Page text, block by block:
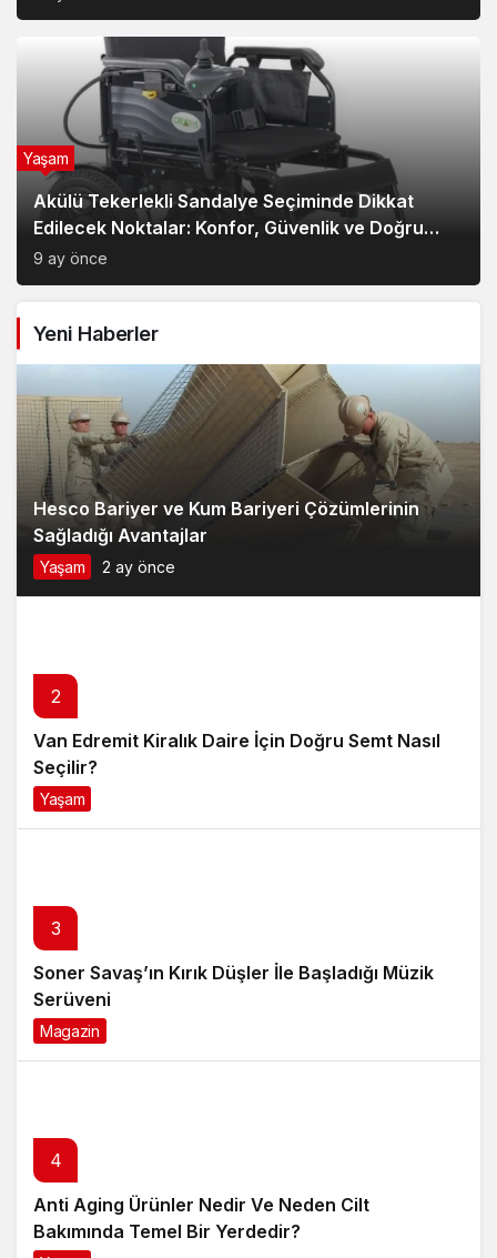
Akülü Tekerlekli Sandalye Seçiminde Dikkat
Edilecek Noktalar: Konfor, Güvenlik ve Doğru
Model Tercihi
9 ay önce
Yaşam
Yeni Haberler
Hesco Bariyer ve Kum Bariyeri Çözümlerinin
Sağladığı Avantajlar
Yaşam 2 ay önce
2
Van Edremit Kiralık Daire İçin Doğru Semt Nasıl
Seçilir?
Yaşam
3
Soner Savaş’ın Kırık Düşler İle Başladığı Müzik
Serüveni
Magazin
4
Anti Aging Ürünler Nedir Ve Neden Cilt
Bakımında Temel Bir Yerdedir?